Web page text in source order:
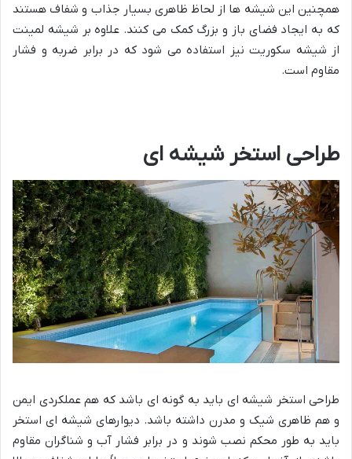
همچنین این شیشه ها از لحاظ ظاهری بسیار جذاب و شفاف هستند
که به ایجاد فضای باز و بزرگ کمک می کنند. علاوه بر شیشه لمینت
از شیشه سکوریت نیز استفاده می شود که در برابر ضربه و فشار
مقاوم است.
طراحی استخر شیشه ای
طراحی استخر شیشه ای باید به گونه ای باشد که هم عملکردی ایمن
و هم ظاهری شیک و مدرن داشته باشد. دیوارهای شیشه ای استخر
باید به طور محکم نصب شوند و در برابر فشار آب و شناگران مقاوم